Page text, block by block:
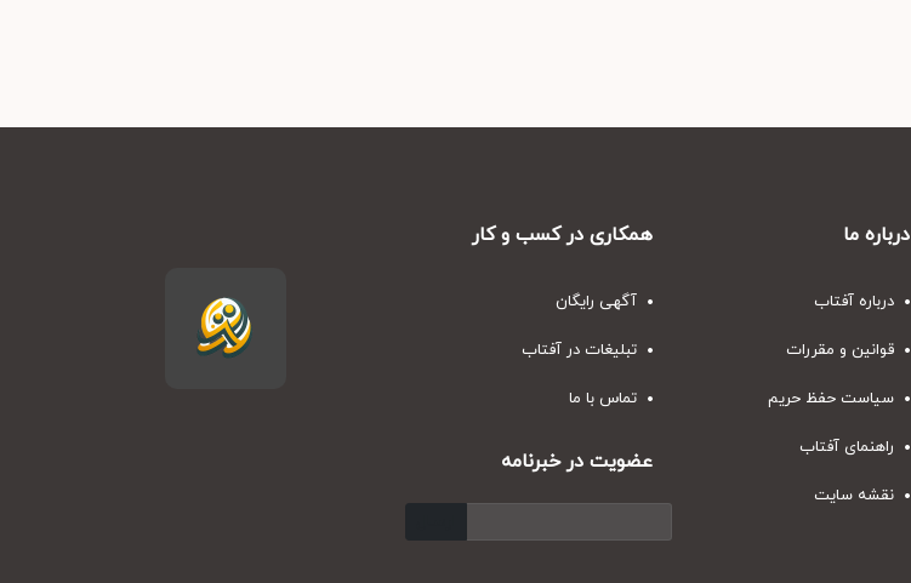
درباره ما
درباره آفتاب
قوانین و مقررات
سیاست حفظ حریم
راهنمای آفتاب
نقشه سایت
همکاری در کسب و کار
آگهی رایگان
تبلیغات در آفتاب
تماس با ما
عضویت در خبرنامه